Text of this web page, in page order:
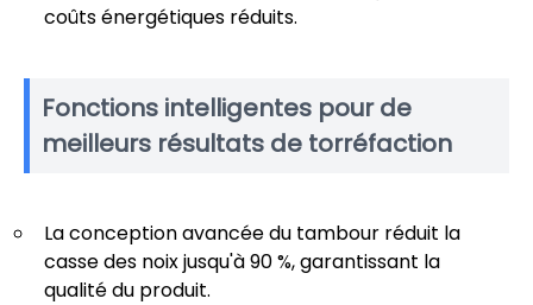
coûts énergétiques réduits.
Fonctions intelligentes pour de
meilleurs résultats de torréfaction
La conception avancée du tambour réduit la
casse des noix jusqu'à 90 %, garantissant la
qualité du produit.